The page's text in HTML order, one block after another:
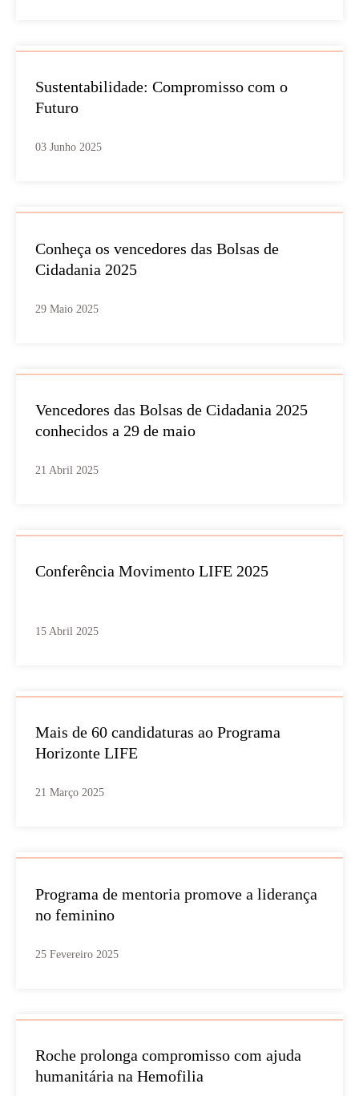
Sustentabilidade: Compromisso com o
Futuro
03 Junho 2025
Conheça os vencedores das Bolsas de
Cidadania 2025
29 Maio 2025
Vencedores das Bolsas de Cidadania 2025
conhecidos a 29 de maio
21 Abril 2025
Conferência Movimento LIFE 2025
15 Abril 2025
Mais de 60 candidaturas ao Programa
Horizonte LIFE
21 Março 2025
Programa de mentoria promove a liderança
no feminino
25 Fevereiro 2025
Roche prolonga compromisso com ajuda
humanitária na Hemofilia